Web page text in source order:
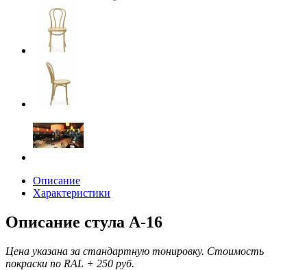
Описание
Характеристики
Описание стула А-16
Цена указана за стандартную тонировку. Стоимость
покраски по RAL + 250 руб.